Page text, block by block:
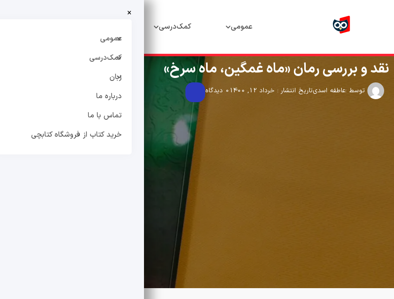
عمومی کمک‌درسی
×
عمومی
کمک‌درسی
زبان
درباره ما
تماس با ما
خرید کتاب از فروشگاه کتابچی
نقد و بررسی رمان «ماه غمگین، ماه سرخ»
توسط :عاطفه اسدیتاریخ انتشار : خرداد 12, 1400 0 دیدگاه